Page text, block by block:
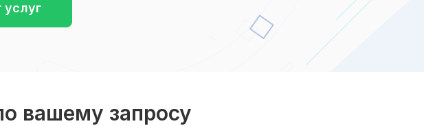
услуг
вашему запросу